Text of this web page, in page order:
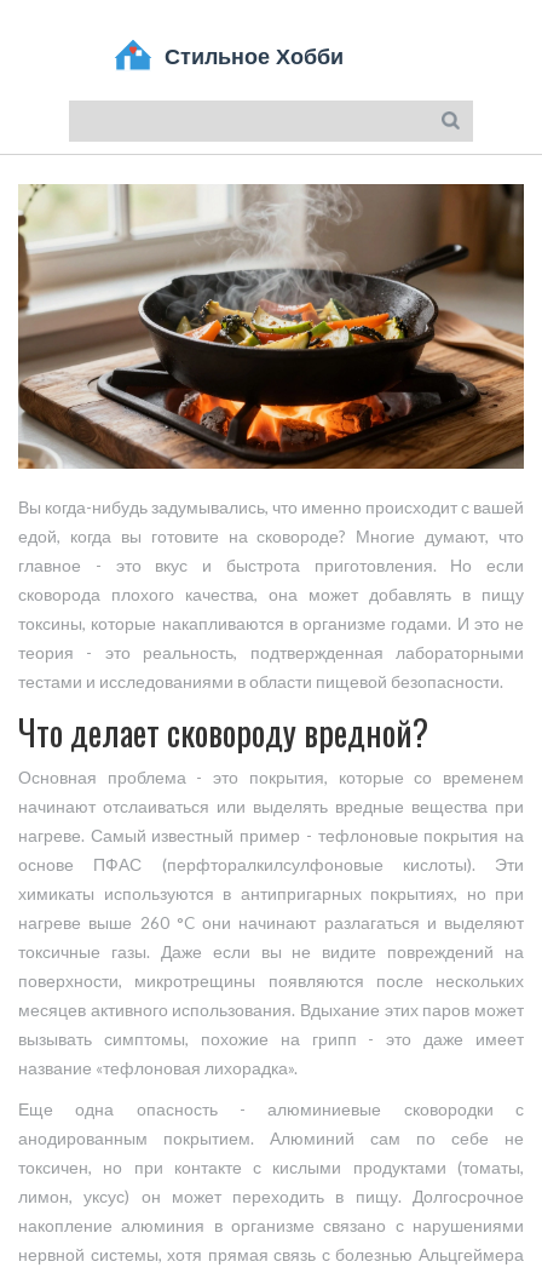
Вы когда-нибудь задумывались, что именно происходит с вашей
едой, когда вы готовите на сковороде? Многие думают, что
главное - это вкус и быстрота приготовления. Но если
сковорода плохого качества, она может добавлять в пищу
токсины, которые накапливаются в организме годами. И это не
теория - это реальность, подтвержденная лабораторными
тестами и исследованиями в области пищевой безопасности.
Что делает сковороду вредной?
Основная проблема - это покрытия, которые со временем
начинают отслаиваться или выделять вредные вещества при
нагреве. Самый известный пример - тефлоновые покрытия на
основе ПФАС (перфторалкилсулфоновые кислоты). Эти
химикаты используются в антипригарных покрытиях, но при
нагреве выше 260 °C они начинают разлагаться и выделяют
токсичные газы. Даже если вы не видите повреждений на
поверхности, микротрещины появляются после нескольких
месяцев активного использования. Вдыхание этих паров может
вызывать симптомы, похожие на грипп - это даже имеет
название «тефлоновая лихорадка».
Еще одна опасность - алюминиевые сковородки с
анодированным покрытием. Алюминий сам по себе не
токсичен, но при контакте с кислыми продуктами (томаты,
лимон, уксус) он может переходить в пищу. Долгосрочное
накопление алюминия в организме связано с нарушениями
нервной системы, хотя прямая связь с болезнью Альцгеймера